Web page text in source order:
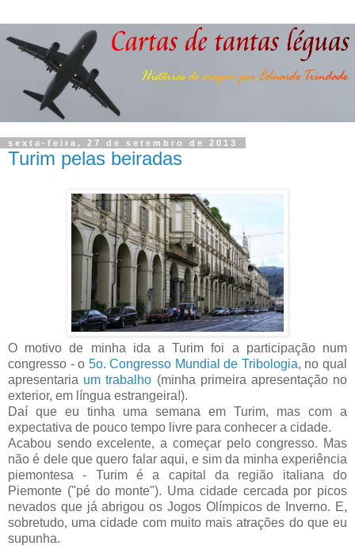
sexta-feira, 27 de setembro de 2013
Turim pelas beiradas
O motivo de minha ida a Turim foi a participação num
congresso - o 5o. Congresso Mundial de Tribologia, no qual
apresentaria um trabalho (minha primeira apresentação no
exterior, em língua estrangeira!).
Daí que eu tinha uma semana em Turim, mas com a
expectativa de pouco tempo livre para conhecer a cidade.
Acabou sendo excelente, a começar pelo congresso. Mas
não é dele que quero falar aqui, e sim da minha experiência
piemontesa - Turim é a capital da região italiana do
Piemonte ("pé do monte"). Uma cidade cercada por picos
nevados que já abrigou os Jogos Olímpicos de Inverno. E,
sobretudo, uma cidade com muito mais atrações do que eu
supunha.